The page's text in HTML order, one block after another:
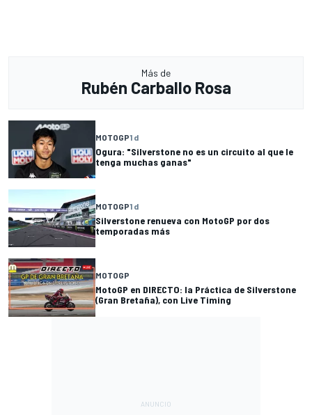
Más de
Rubén Carballo Rosa
MOTOGP1 d
Ogura: "Silverstone no es un circuito al que le
tenga muchas ganas"
MOTOGP1 d
Silverstone renueva con MotoGP por dos
temporadas más
MOTOGP
MotoGP en DIRECTO: la Práctica de Silverstone
(Gran Bretaña), con Live Timing